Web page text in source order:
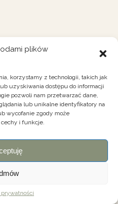
plików
korzystamy z technologii, takich jak
uzyskiwania dostępu do informacji
pozwoli nam przetwarzać dane,
lub unikalne identyfikatory na
wycofanie zgody może
i funkcje.